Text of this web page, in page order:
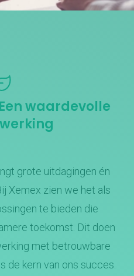
waardevolle
grote uitdagingen én
Xemex zien we het als
te bieden die
toekomst. Dit doen
met betrouwbare
de kern van ons succes.